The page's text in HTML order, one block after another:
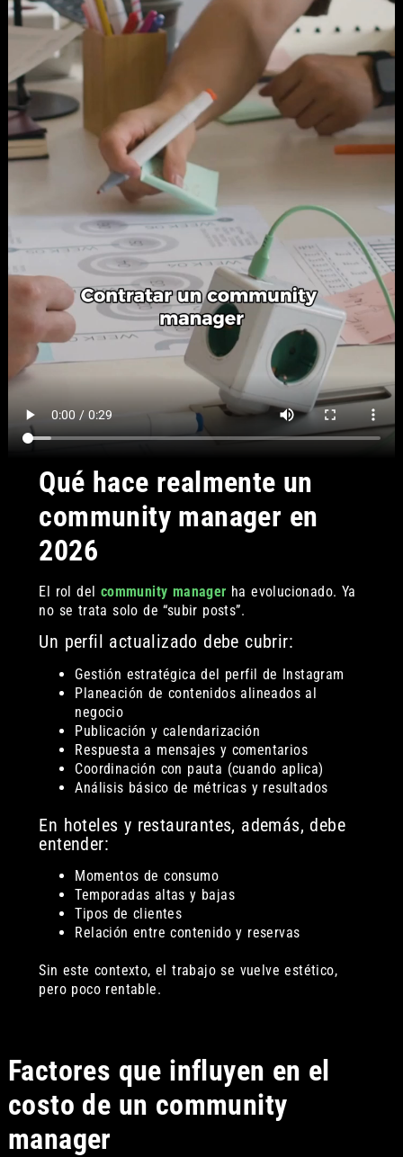
Qué hace realmente un
community manager en
2026
El rol del community manager ha evolucionado. Ya
no se trata solo de “subir posts”.
Un perfil actualizado debe cubrir:
Gestión estratégica del perfil de Instagram
Planeación de contenidos alineados al
negocio
Publicación y calendarización
Respuesta a mensajes y comentarios
Coordinación con pauta (cuando aplica)
Análisis básico de métricas y resultados
En hoteles y restaurantes, además, debe
entender:
Momentos de consumo
Temporadas altas y bajas
Tipos de clientes
Relación entre contenido y reservas
Sin este contexto, el trabajo se vuelve estético,
pero poco rentable.
Factores que influyen en el
costo de un community
manager